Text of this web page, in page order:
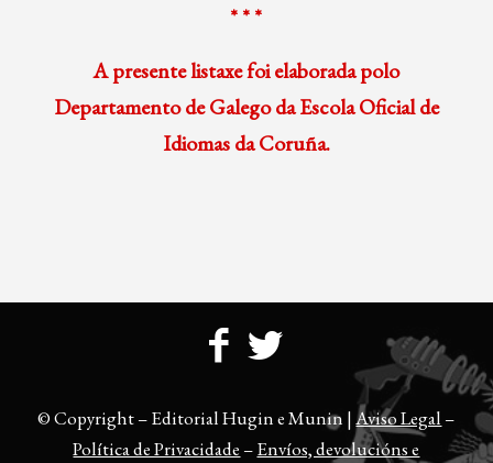
* * *
A presente listaxe foi elaborada polo
Departamento de Galego da Escola Oficial de
Idiomas da Coruña.
© Copyright – Editorial Hugin e Munin |Aviso Legal –
Política de Privacidade –Envíos, devolucións e